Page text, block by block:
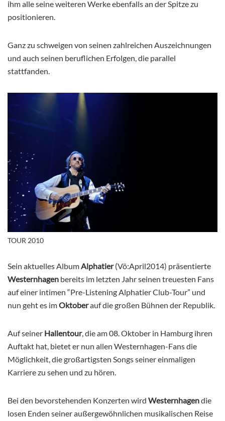
ihm alle seine weiteren Werke ebenfalls an der Spitze zu
positionieren.
Ganz zu schweigen von seinen zahlreichen Auszeichnungen
und auch seinen beruflichen Erfolgen, die parallel
stattfanden.
TOUR 2010
Sein aktuelles AlbumAlphatier(Vö:April2014) präsentierte
Westernhagen bereits im letzten Jahr seinen treuesten Fans
auf einer intimen “Pre-Listening Alphatier Club-Tour” und
nun geht es imOktoberauf die großen Bühnen der Republik.
Auf seiner Hallentour, die am 08. Oktober in Hamburg ihren
Auftakt hat, bietet er nun allen Westernhagen-Fans die
Möglichkeit, die großartigsten Songs seiner einmaligen
Karriere zu sehen und zu hören.
Bei den bevorstehenden Konzerten wird Westernhagendie
losen Enden seiner außergewöhnlichen musikalischen Reise